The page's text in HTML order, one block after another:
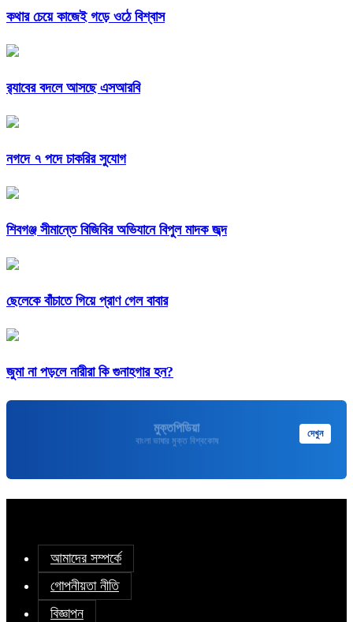
কথার চেয়ে কাজেই গড়ে ওঠে বিশ্বাস
র‍্যাবের বদলে আসছে এসআরবি
নগদে ৭ পদে চাকরির সুযোগ
শিবগঞ্জ সীমান্তে বিজিবির অভিযানে বিপুল মাদক জব্দ
ছেলেকে বাঁচাতে গিয়ে প্রাণ গেল বাবার
জুমা না পড়লে নারীরা কি গুনাহগার হন?
মুক্তপিডিয়া
বাংলা ভাষার মুক্ত বিশ্বকোষ দেখুন
আমাদের সম্পর্কে
গোপনীয়তা নীতি
বিজ্ঞাপন